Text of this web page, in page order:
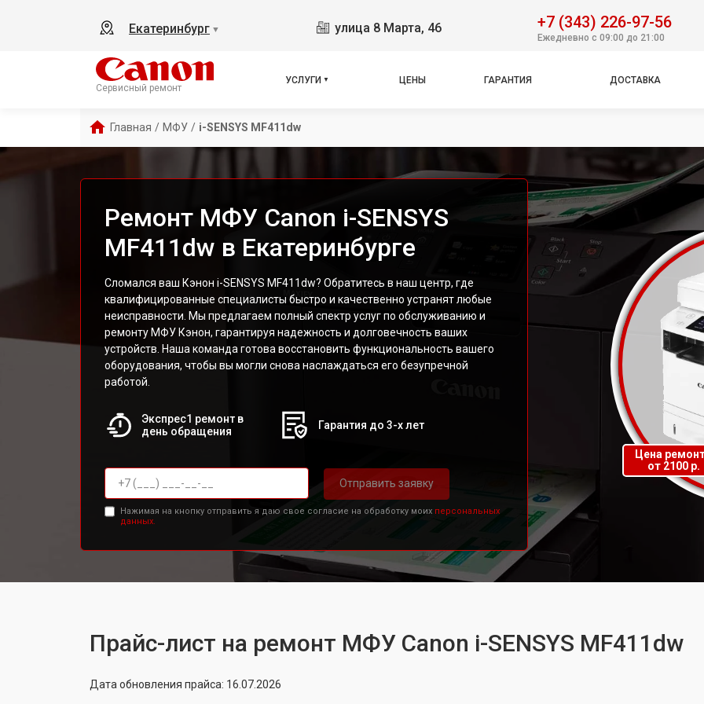
Екатеринбург ▼ улица 8 Марта, 46 +7 (343) 226-97-56
Ежедневно с 09:00 до 21:00
Сервисный ремонт
УСЛУГИ ЦЕНЫ ГАРАНТИЯ ДОСТАВКА
Главная / МФУ / i-SENSYS MF411dw
Ремонт МФУ Canon i-SENSYS
MF411dw в Екатеринбурге
Сломался ваш Кэнон i-SENSYS MF411dw? Обратитесь в наш центр, где
квалифицированные специалисты быстро и качественно устранят любые
неисправности. Мы предлагаем полный спектр услуг по обслуживанию и
ремонту МФУ Кэнон, гарантируя надежность и долговечность ваших
устройств. Наша команда готова восстановить функциональность вашего
оборудования, чтобы вы могли снова наслаждаться его безупречной
работой.
Экспрес1 ремонт в
день обращения
Гарантия до 3-х лет
Отправить заявку
Нажимая на кнопку отправить я даю свое согласие на обработку моих персональных
данных.
Цена
от 2100 р.
Прайс-лист на ремонт МФУ Canon i-SENSYS MF411dw
Дата обновления прайса: 16.07.2026